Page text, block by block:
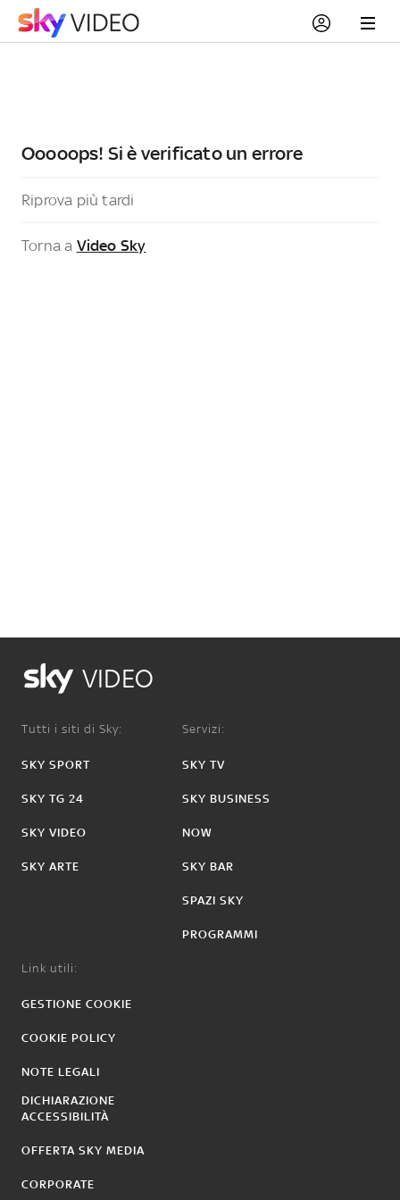
Ooooops! Si è verificato un errore
Riprova più tardi
Torna a Video Sky
VIDEO
Tutti i siti di Sky:
SKY SPORT
SKY TG 24
SKY VIDEO
SKY ARTE
Servizi:
SKY TV
SKY BUSINESS
NOW
SKY BAR
SPAZI SKY
PROGRAMMI
Link utili:
GESTIONE COOKIE
COOKIE POLICY
NOTE LEGALI
DICHIARAZIONE
ACCESSIBILITÀ
OFFERTA SKY MEDIA
CORPORATE